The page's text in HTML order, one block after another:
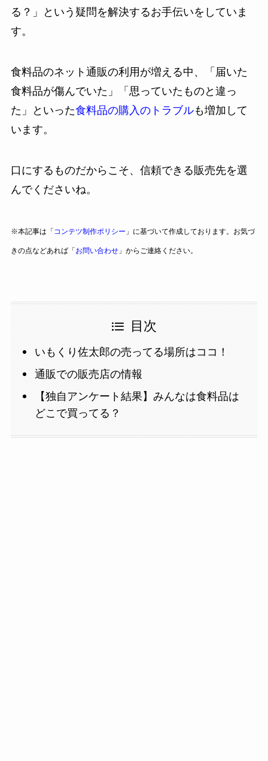
る？」という疑問を解決するお手伝いをしていま
す。
食料品のネット通販の利用が増える中、「届いた
食料品が傷んでいた」「思っていたものと違っ
た」といった食料品の購入のトラブルも増加して
います。
口にするものだからこそ、信頼できる販売先を選
んでくださいね。
※本記事は「 コンテツ制作ポリシー 」に基づいて作成しております。お気づ
きの点などあれば「お問い合わせ」からご連絡ください。
目次
いもくり佐太郎の売ってる場所はココ！
通販での販売店の情報
【独自アンケート結果】みんなは食料品は
どこで買ってる？